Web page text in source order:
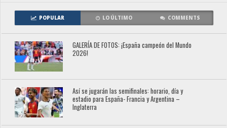
POPULAR LO ÚLTIMO COMMENTS
GALERÍA DE FOTOS: ¡España campeón del Mundo
2026!
Así se jugarán las semifinales: horario, día y
estadio para España- Francia y Argentina –
Inglaterra